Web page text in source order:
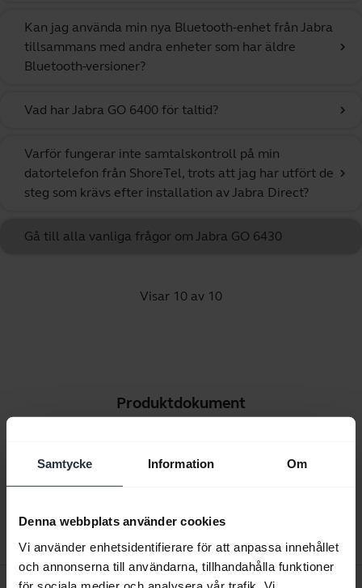
Samtycke Information Om
Denna webbplats använder cookies
Vi använder enhetsidentifierare för att anpassa innehållet
och annonserna till användarna, tillhandahålla funktioner
Kan jag använda min nya Bluetooth-enhet från Jabra
tillsammans med andra enheter som har äldre
Bluetooth-versioner?
chevron_right
Vad har Jabra GO 6400 för taltid? chevron_right
Varför fungerar inte samtalskontroll på min
datortelefon från ShoreTel, trots att jag har utfört de
steg som krävs efter installation av Jabra Direct?
chevron_right
Gå till alla vanliga frågor om Jabra GO 6430
Visar 10 av 10
Produktdokument
Ladda ner